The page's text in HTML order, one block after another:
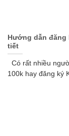
Hướng dẫn đăng
tiết
Có rất nhiều
100k hay đăng ký